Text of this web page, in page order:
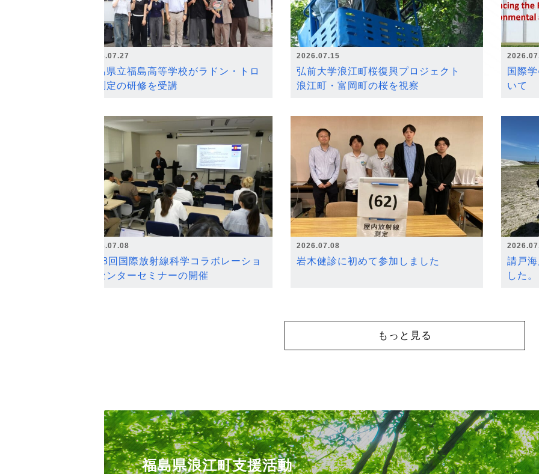
2026.07.27
福島県立福島高等学校がラドン・トロ
ン測定の研修を受講
2026.07.15
弘前大学浪江町桜復興プロジェクト
浪江町・富岡町の桜を視察
国際
いて
2026.07.08
第18回国際放射線科学コラボレーショ
ンセンターセミナーの開催
2026.07.08
岩木健診に初めて参加しました
請戸
した。
もっと見る
福島県浪江町支援活動